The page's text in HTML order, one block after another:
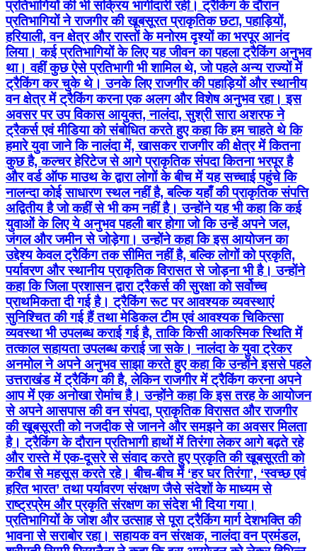
प्रतिभागियों की भी सक्रिय भागीदारी रही। ट्रैकिंग के दौरान
प्रतिभागियों ने राजगीर की खूबसूरत प्राकृतिक छटा, पहाड़ियों,
हरियाली, वन क्षेत्र और रास्तों के मनोरम दृश्यों का भरपूर आनंद
लिया। कई प्रतिभागियों के लिए यह जीवन का पहला ट्रैकिंग अनुभव
था। वहीं कुछ ऐसे प्रतिभागी भी शामिल थे, जो पहले अन्य राज्यों में
ट्रैकिंग कर चुके थे। उनके लिए राजगीर की पहाड़ियों और स्थानीय
वन क्षेत्र में ट्रैकिंग करना एक अलग और विशेष अनुभव रहा। इस
अवसर पर उप विकास आयुक्त, नालंदा, सुश्री सारा अशरफ ने
ट्रैकर्स एवं मीडिया को संबोधित करते हुए कहा कि हम चाहते थे कि
हमारे युवा जाने कि नालंदा में, खासकर राजगीर की क्षेत्र में कितना
कुछ है, कल्चर हेरिटेज से आगे प्राकृतिक संपदा कितना भरपूर है
और वर्ड ऑफ माउथ के द्वारा लोगों के बीच में यह सच्चाई पहुंचे कि
नालन्दा कोई साधारण स्थल नहीं है, बल्कि यहाँ की प्राकृतिक संपत्ति
अद्वितीय है जो कहीं से भी कम नहीं है। उन्होंने यह भी कहा कि कई
युवाओं के लिए ये अनुभव पहली बार होगा जो कि उन्हें अपने जल,
जंगल और जमीन से जोड़ेगा। उन्होंने कहा कि इस आयोजन का
उद्देश्य केवल ट्रैकिंग तक सीमित नहीं है, बल्कि लोगों को प्रकृति,
पर्यावरण और स्थानीय प्राकृतिक विरासत से जोड़ना भी है। उन्होंने
कहा कि जिला प्रशासन द्वारा ट्रैकर्स की सुरक्षा को सर्वोच्च
प्राथमिकता दी गई है। ट्रैकिंग रूट पर आवश्यक व्यवस्थाएं
सुनिश्चित की गई हैं तथा मेडिकल टीम एवं आवश्यक चिकित्सा
व्यवस्था भी उपलब्ध कराई गई है, ताकि किसी आकस्मिक स्थिति में
तत्काल सहायता उपलब्ध कराई जा सके। नालंदा के युवा ट्रेकर
अनमोल ने अपने अनुभव साझा करते हुए कहा कि उन्होंने इससे पहले
उत्तराखंड में ट्रैकिंग की है, लेकिन राजगीर में ट्रैकिंग करना अपने
आप में एक अनोखा रोमांच है। उन्होंने कहा कि इस तरह के आयोजन
से अपने आसपास की वन संपदा, प्राकृतिक विरासत और राजगीर
की खूबसूरती को नजदीक से जानने और समझने का अवसर मिलता
है। ट्रैकिंग के दौरान प्रतिभागी हाथों में तिरंगा लेकर आगे बढ़ते रहे
और रास्ते में एक-दूसरे से संवाद करते हुए प्रकृति की खूबसूरती को
करीब से महसूस करते रहे। बीच-बीच में ‘हर घर तिरंगा’, ‘स्वच्छ एवं
हरित भारत’ तथा पर्यावरण संरक्षण जैसे संदेशों के माध्यम से
राष्ट्रप्रेम और प्रकृति संरक्षण का संदेश भी दिया गया।
प्रतिभागियों के जोश और उत्साह से पूरा ट्रैकिंग मार्ग देशभक्ति की
भावना से सराबोर रहा। सहायक वन संरक्षक, नालंदा वन प्रमंडल,